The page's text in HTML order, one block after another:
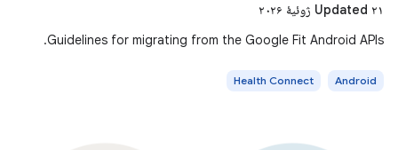
Updated ۲۱ ژوئیهٔ ۲۰۲۶
Guidelines for migrating from the Google Fit Android APIs.
Android
Health Connect